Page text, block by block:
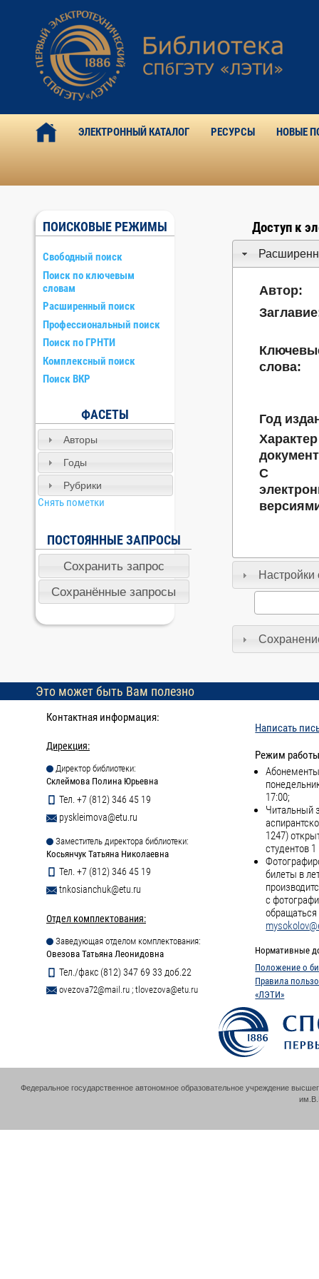
ЭЛЕКТРОННЫЙ КАТАЛОГ РЕСУРСЫ НОВЫЕ
ПОИСКОВЫЕ РЕЖИМЫ
Свободный поиск
Поиск по ключевым
словам
Расширенный поиск
Профессиональный поиск
Поиск по ГРНТИ
Комплексный поиск
Поиск ВКР
ФАСЕТЫ
Авторы
Годы
Рубрики
Снять пометки
ПОСТОЯННЫЕ ЗАПРОСЫ
Доступ к
Автор:
слова:
Год
Характер
С
Настройки
Это может быть Вам полезно
Контактная информация:
Дирекция:
Директор библиотеки:
Склеймова Полина Юрьевна
Тел. +7 (812) 346 45 19
pyskleimova@etu.ru
Заместитель директора библиотеки:
Косьянчук Татьяна Николаевна
Тел. +7 (812) 346 45 19
tnkosianchuk@etu.ru
Отдел комплектования:
Заведующая отделом комплектования:
Овезова Татьяна Леонидовна
Тел./факс (812) 347 69 33 доб.22
ovezova72@mail.ru ; tlovezova@etu.ru
Написать
Режим
17:00;
Читальный
1247)
студентов
билеты в
с
обращаться
Нормативные
Положение о
Правила
«ЛЭТИ»
Федеральное государственное автономное образовательное учреждение